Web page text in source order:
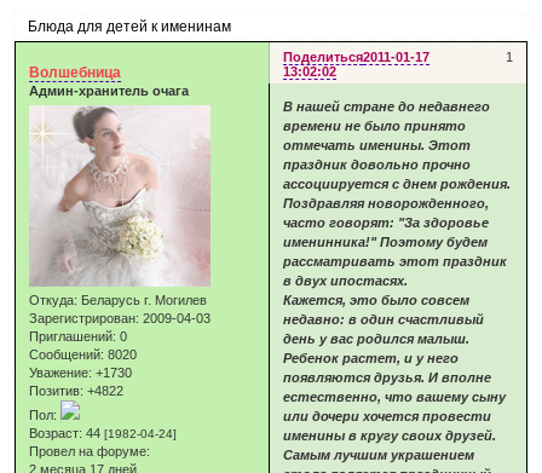
Блюда для детей к именинам
Поделиться 1
2011-01-17
13:02:02
Волшебница
Админ-хранитель очага
Откуда: Беларусь г. Могилев
Зарегистрирован: 2009-04-03
Приглашений: 0
Сообщений: 8020
Уважение: +1730
Позитив: +4822
Пол:
Возраст: 44[1982-04-24]
Провел на форуме:
2 месяца 17 дней
В нашей стране до недавнего
времени не было принято
отмечать именины. Этот
праздник довольно прочно
ассоциируется с днем рождения.
Поздравляя новорожденного,
часто говорят: "За здоровье
именинника!" Поэтому будем
рассматривать этот праздник
в двух ипостасях.
Кажется, это было совсем
недавно: в один счастливый
день у вас родился малыш.
Ребенок растет, и у него
появляются друзья. И вполне
естественно, что вашему сыну
или дочери хочется провести
именины в кругу своих друзей.
Самым лучшим украшением